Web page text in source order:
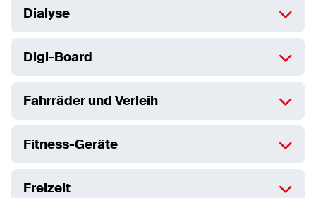
Dialyse
Digi-Board
Fahrräder und Verleih
Fitness-Geräte
Freizeit